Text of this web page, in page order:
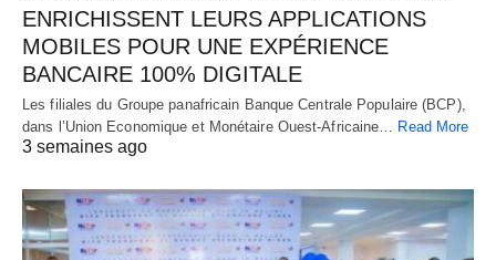
ENRICHISSENT LEURS APPLICATIONS
MOBILES POUR UNE EXPÉRIENCE
BANCAIRE 100% DIGITALE
Les filiales du Groupe panafricain Banque Centrale Populaire (BCP),
dans l’Union Economique et Monétaire Ouest-Africaine… Read More
3 semaines ago